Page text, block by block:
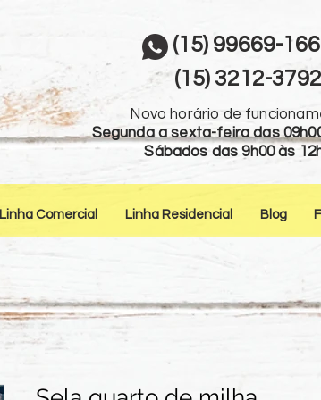
Novo horário de
Segunda a sexta-feira das
Sábados das 9h00 às
Linha Comercial Linha Residencial Blog
(15) 99669-
(15) 3212-3792